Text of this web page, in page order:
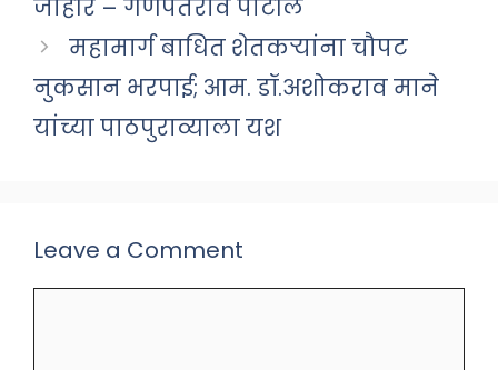
जाहीर – गणपतराव पाटील
महामार्ग बाधित शेतकऱ्यांना चौपट
नुकसान भरपाई; आम. डॉ.अशोकराव माने
यांच्या पाठपुराव्याला यश
Leave a Comment